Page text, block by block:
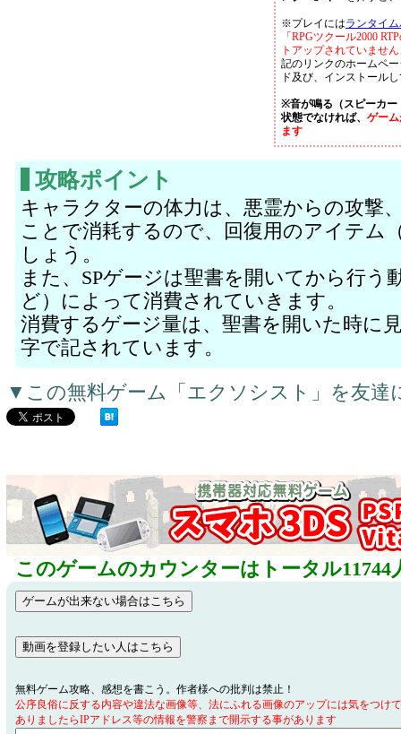
※プレイにはランタイ
「RPGツクール2000
トアップされていませ
記のリンクのホームペ
ド及び、インストール
※音が鳴る（スピーカー
状態でなければ、 ゲー
ます
攻略ポイント
キャラクターの体力は、悪霊からの攻撃
ことで消耗するので、回復用のアイテム
しょう。
また、SPゲージは聖書を開いてから行う
ど）によって消費されていきます。
消費するゲージ量は、聖書を開いた時に
字で記されています。
▼この無料ゲーム「エクソシスト」を友達
このゲームのカウンターはトータル11744
無料ゲーム攻略、感想を書こう。作者様への批判は禁止！
公序良俗に反する内容や違法な画像等、法にふれる画像のアップには気をつけ
ありましたらIPアドレス等の情報を警察まで開示する事があります